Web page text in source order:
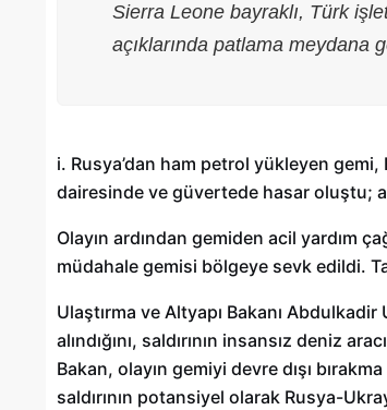
Sierra Leone bayraklı, Türk
açıklarında patlama meydana
i. Rusya’dan ham petrol yükleyen
dairesinde ve güvertede hasar oluştu;
Olayın ardından gemiden acil yardım
müdahale gemisi bölgeye sevk edildi.
Ulaştırma ve Altyapı Bakanı
alındığını, saldırının insansız deniz
Bakan, olayın gemiyi devre dışı
saldırının potansiyel olarak Rusya-
Ücretlerine Yüzde 70
28/01/